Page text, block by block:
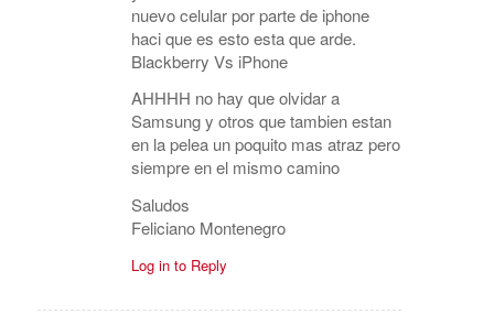
nuevo celular por parte de iphone
haci que es esto esta que arde.
Blackberry Vs iPhone
AHHHH no hay que olvidar a
Samsung y otros que tambien estan
en la pelea un poquito mas atraz pero
siempre en el mismo camino
Saludos
Feliciano Montenegro
Log in to Reply